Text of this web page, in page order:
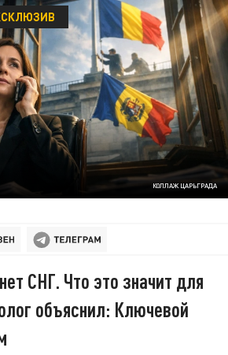
КОЛЛАЖ ЦАРЬГРАДА
СНГ. Что это значит для
объяснил: Ключевой